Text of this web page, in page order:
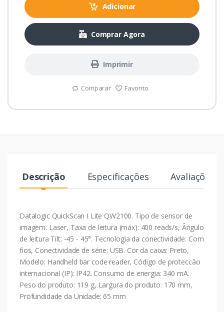
Adicionar
Comprar Agora
Imprimir
Comparar Favorito
Descrição Especificações Avaliações
Datalogic QuickScan I Lite QW2100. Tipo de sensor de
imagem: Laser, Taxa de leitura (máx): 400 reads/s, Ângulo
de leitura Tilt: -45 - 45°. Tecnologia da conectividade: Com
fios, Conectividade de série: USB. Cor da caixa: Preto,
Modelo: Handheld bar code reader, Código de proteccão
internacional (IP): IP42. Consumo de energia: 340 mA.
Peso do produto: 119 g, Largura do produto: 170 mm,
Profundidade da Unidade: 65 mm